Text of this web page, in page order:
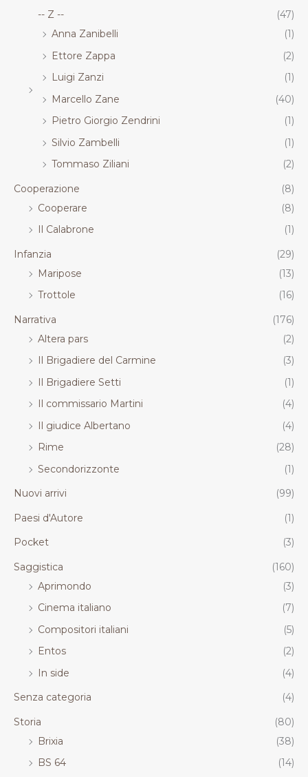
-- Z --
(47)
Anna Zanibelli
(1)
Ettore Zappa
(2)
Luigi Zanzi
(1)
Marcello Zane
(40)
Pietro Giorgio Zendrini
(1)
Silvio Zambelli
(1)
Tommaso Ziliani
(2)
Cooperazione
(8)
Cooperare
(8)
Il Calabrone
(1)
Infanzia
(29)
Maripose
(13)
Trottole
(16)
Narrativa
(176)
Altera pars
(2)
Il Brigadiere del Carmine
(3)
Il Brigadiere Setti
(1)
Il commissario Martini
(4)
Il giudice Albertano
(4)
Rime
(28)
Secondorizzonte
(1)
Nuovi arrivi
(99)
Paesi d'Autore
(1)
Pocket
(3)
Saggistica
(160)
Aprimondo
(3)
Cinema italiano
(7)
Compositori italiani
(5)
Entos
(2)
In side
(4)
Senza categoria
(4)
Storia
(80)
Brixia
(38)
BS 64
(14)